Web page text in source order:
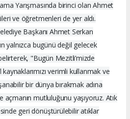
Yarışmasında birinci olan Ahmet
ve öğretmenleri de yer aldı.
Başkanı Ahmet Serkan
yalnızca bugünü değil gelecek
"Bugün Mezitli’mizde
verimli kullanmak ve
bir dünya bırakmak adına
açmanın mutluluğunu yaşıyoruz. Atık
geri dönüştürülebilir atıklar